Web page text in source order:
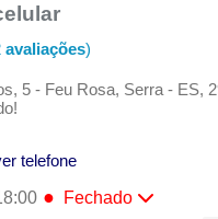
avaliações)
5 - Feu Rosa, Serra - ES,
telefone
● Fechado